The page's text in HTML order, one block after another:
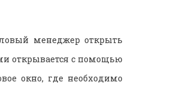
менеджер открыть
открывается с помощью
окно, где необходимо